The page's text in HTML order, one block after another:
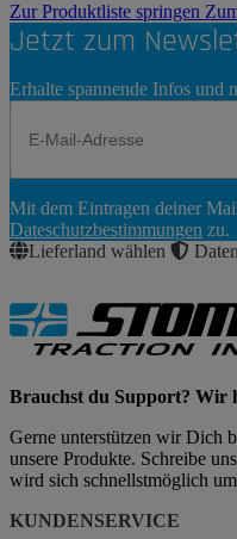
Zur Produktliste springen
Jetzt zum
Erhalte spannende Infos und
Abonnieren
Mit dem Eintragen deiner
Dateschutzbestimmungen zu.
Lieferland wählen
Brauchst du Support? Wir
Gerne unterstützen wir Dich
unsere Produkte. Schreibe
wird sich schnellstmöglich
KUNDENSERVICE